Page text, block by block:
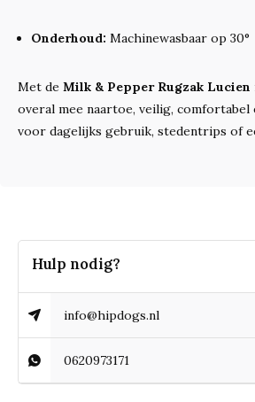
Onderhoud: Machinewasbaar op 30°
Met de Milk & Pepper Rugzak Lucien
overal mee naartoe, veilig,
voor dagelijks gebruik, stedentrips of
Hulp nodig?
info@hipdogs.nl
0620973171